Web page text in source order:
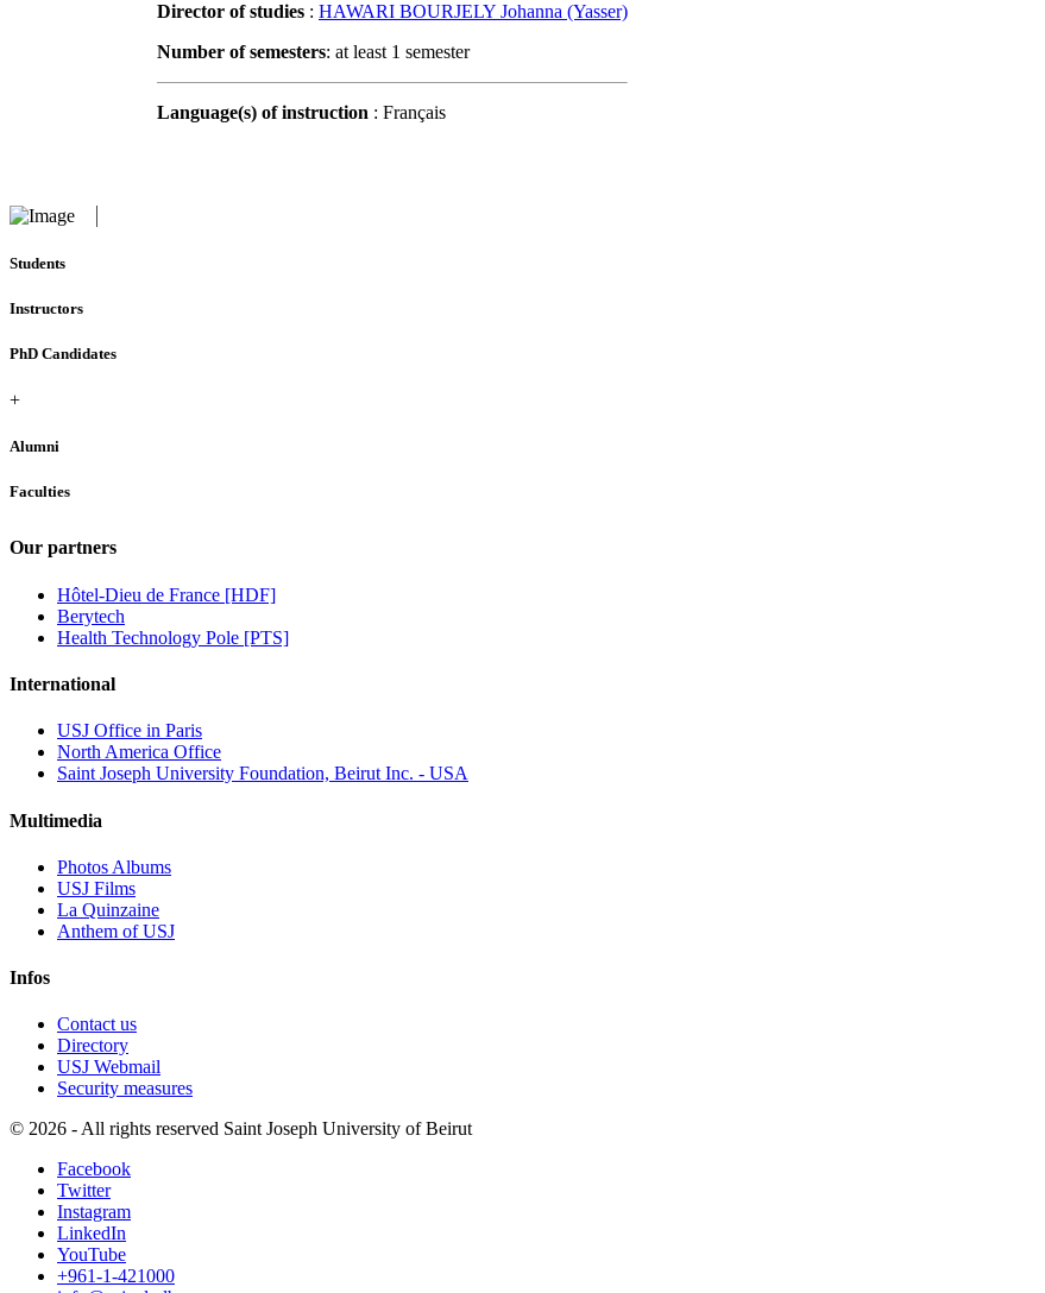
Director of studies : HAWARI BOURJELY Johanna (Yasser)
Number of semesters: at least 1 semester
Language(s) of instruction : Français
Students
Instructors
PhD Candidates
+
Alumni
Faculties
Our partners
Hôtel-Dieu de France [HDF]
Berytech
Health Technology Pole [PTS]
International
USJ Office in Paris
North America Office
Saint Joseph University Foundation, Beirut Inc. - USA
Multimedia
Photos Albums
USJ Films
La Quinzaine
Anthem of USJ
Infos
Contact us
Directory
USJ Webmail
Security measures
© 2026 - All rights reserved Saint Joseph University of Beirut
Facebook
Twitter
Instagram
LinkedIn
YouTube
+961-1-421000